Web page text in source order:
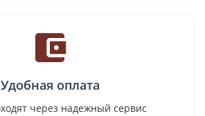
Удобная оплата
через надежный сервис